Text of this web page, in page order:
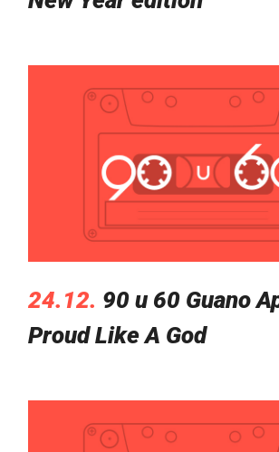
24.12. 90 u 60 Guano
Proud Like A God